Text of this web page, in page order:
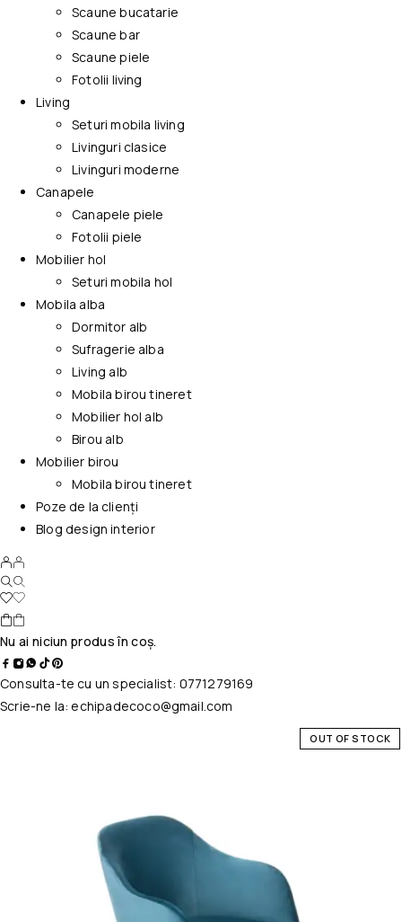
Scaune bucatarie
Scaune bar
Scaune piele
Fotolii living
Living
Seturi mobila living
Livinguri clasice
Livinguri moderne
Canapele
Canapele piele
Fotolii piele
Mobilier hol
Seturi mobila hol
Mobila alba
Dormitor alb
Sufragerie alba
Living alb
Mobila birou tineret
Mobilier hol alb
Birou alb
Mobilier birou
Mobila birou tineret
Poze de la clienți
Blog design interior
Nu ai niciun produs în coș.
Consulta-te cu un specialist: 0771279169
Scrie-ne la:echipadecoco@gmail.com
OUT OF STOCK